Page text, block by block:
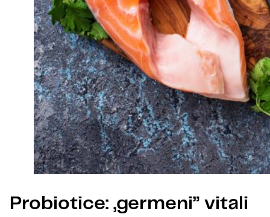
Probiotice: „germeni” vitali